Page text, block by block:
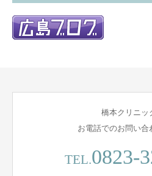
橋本クリニッ
お電話でのお問い合
TEL.0823-